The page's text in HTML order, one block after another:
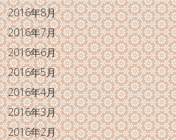
2016年8月
2016年7月
2016年6月
2016年5月
2016年4月
2016年3月
2016年2月